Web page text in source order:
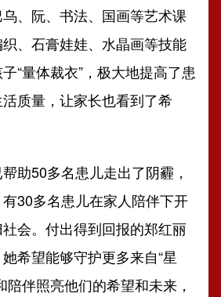
、阮、书法、国画等艺术课
、石膏娃娃、水晶画等技能
“量体裁衣”，极大地提高了患
质量，让家长也看到了希
50多名患儿走出了阴霾，
30多名患儿在家人陪伴下开
会。付出得到回报的郑红丽
希望能够守护更多来自“星
陪伴照亮他们的希望和未来，